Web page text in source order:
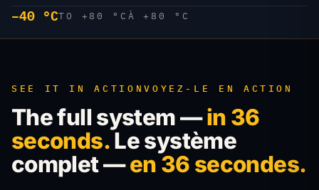
−40 °CTO +80 °C À +80 °C
SEE IT IN ACTIONVOYEZ-LE EN ACTION
The full system —in 36
seconds.Le système
complet —en 36 secondes.